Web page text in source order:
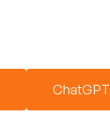
ChatGPT